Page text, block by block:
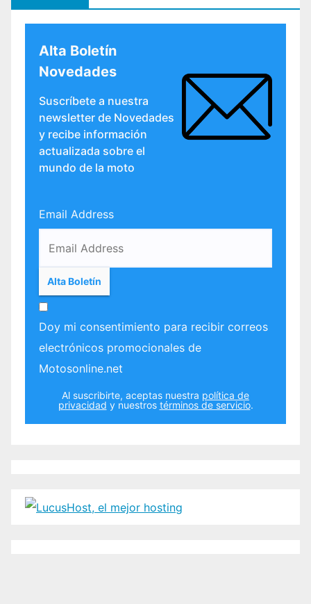
Alta Boletín
Novedades
Suscríbete a nuestra
newsletter de Novedades
y recibe información
actualizada sobre el
mundo de la moto
Email Address
Doy mi consentimiento para recibir correos
electrónicos promocionales de
Motosonline.net
Al suscribirte, aceptas nuestra política de
privacidad y nuestros términos de servicio.